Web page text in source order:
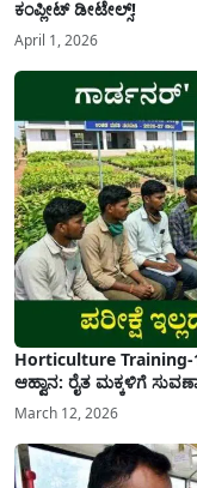
ಕಂಪ್ಲೀಟ್ ಡೀಟೇಲ್ಸ್!
April 1, 2026
Horticulture
ಆಹ್ವಾನ: ರೈತ ಮಕ್ಕಳಿಗೆ
March 12, 2026